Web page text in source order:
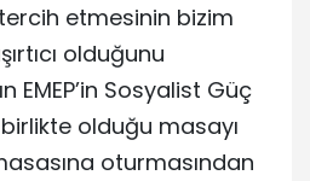
etmesinin bizim
olduğunu
EMEP’in Sosyalist Güç
olduğu masayı
oturmasından